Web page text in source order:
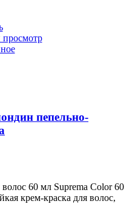
пепельно-
60 мл Suprema Color 60
крем-краска для волос,